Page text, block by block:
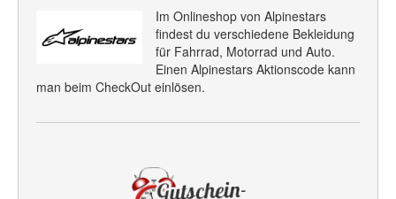
Im Onlineshop von Alpinestars
findest du verschiedene Bekleidung
für Fahrrad, Motorrad und Auto.
Einen Alpinestars Aktionscode kann
man beim CheckOut einlösen.